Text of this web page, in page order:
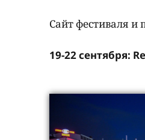
Сайт фестиваля
19-22 сентября: